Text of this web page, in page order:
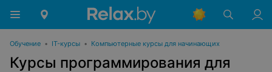
Обучение • IT-курсы • Компьютерные курсы для начинающих
Курсы программирования для